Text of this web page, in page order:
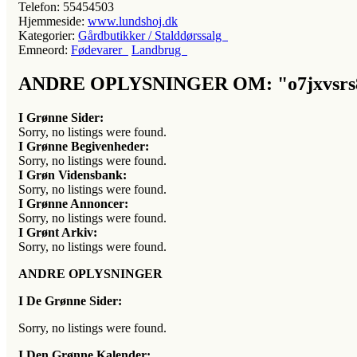
Telefon: 55454503
Hjemmeside: www.lundshoj.dk
Kategorier: Gårdbutikker / Stalddørssalg
Emneord: Fødevarer Landbrug
ANDRE OPLYSNINGER OM:
I Grønne Sider:
Sorry, no listings were found.
I Grønne Begivenheder:
Sorry, no listings were found.
I Grøn Vidensbank:
Sorry, no listings were found.
I Grønne Annoncer:
Sorry, no listings were found.
I Grønt Arkiv:
Sorry, no listings were found.
ANDRE OPLYSNINGER
I De Grønne Sider:
Sorry, no listings were found.